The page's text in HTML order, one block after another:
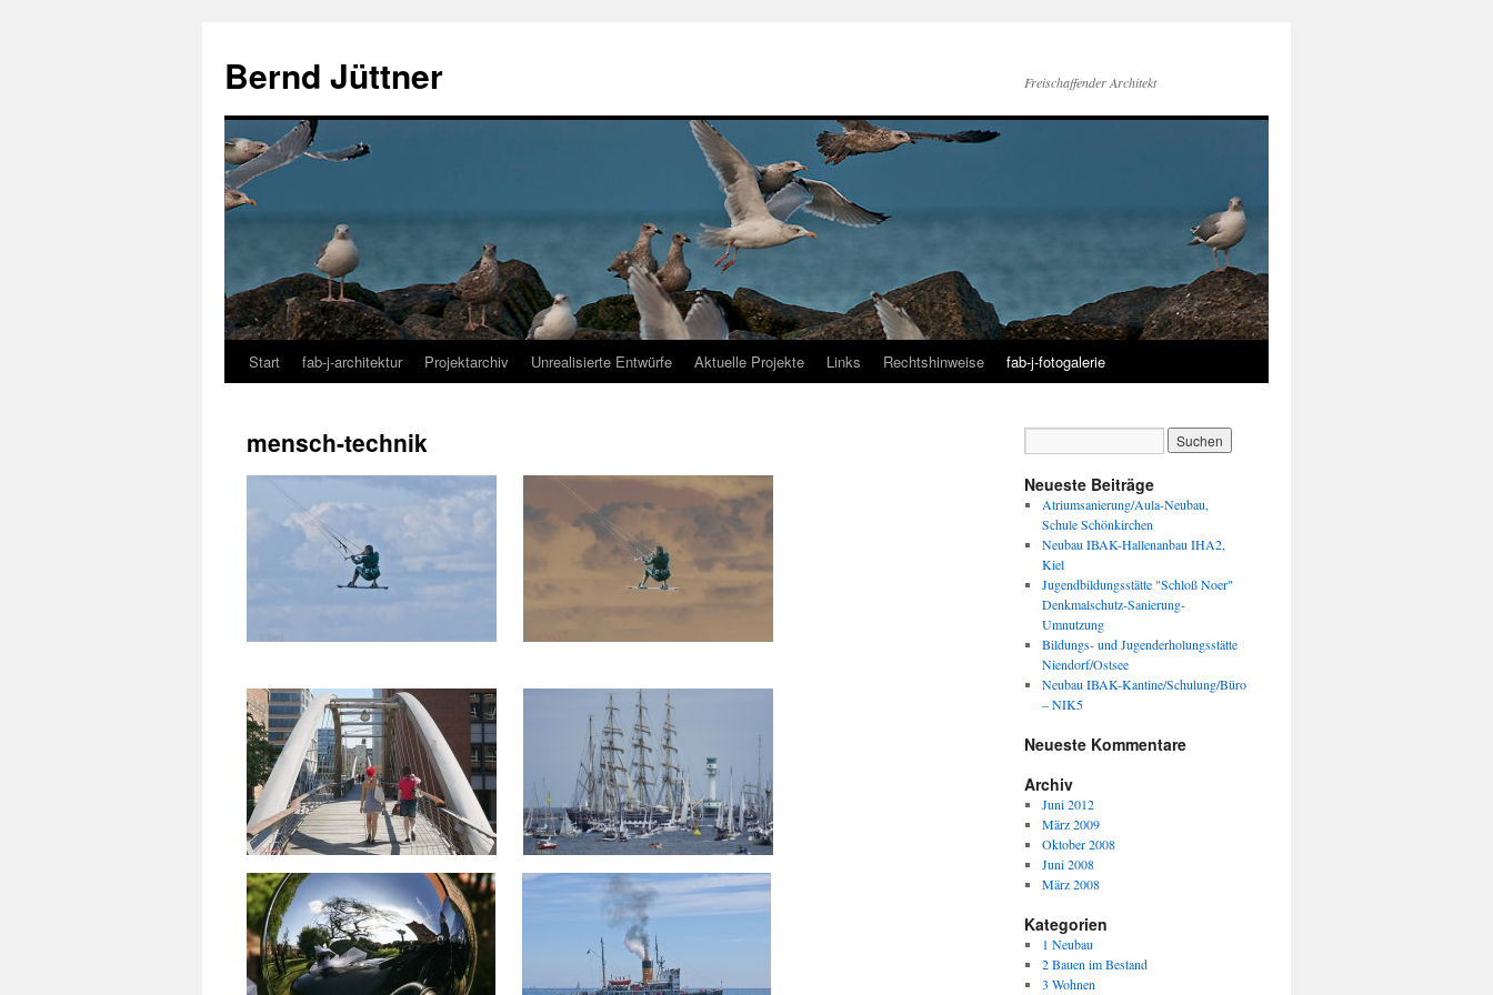
Bernd Jüttner Freischaffender Architekt
Zum
springen
Start fab-j-architektur Projektarchiv Unrealisierte Entwürfe Aktuelle Projekte Links Rechtshinweise fab-j-fotogalerie
mensch-technik
Neueste Beiträge
Atriumsanierung/Aula-Neubau,
Schule Schönkirchen
Neubau IBAK-Hallenanbau IHA2,
Kiel
Jugendbildungsstätte "Schloß Noer"
Denkmalschutz-Sanierung-
Umnutzung
Bildungs- und Jugenderholungsstätte
Niendorf/Ostsee
Neubau IBAK-Kantine/Schulung/Büro
– NIK5
Neueste Kommentare
Archiv
Juni 2012
März 2009
Oktober 2008
Juni 2008
März 2008
Kategorien
1 Neubau
2 Bauen im Bestand
3 Wohnen